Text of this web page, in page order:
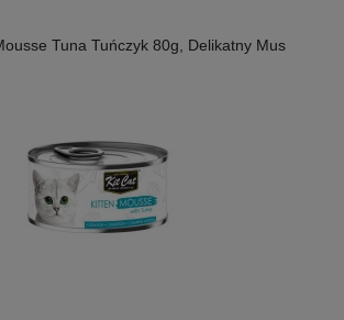
Tuna Tuńczyk 80g, Delikatny Mus